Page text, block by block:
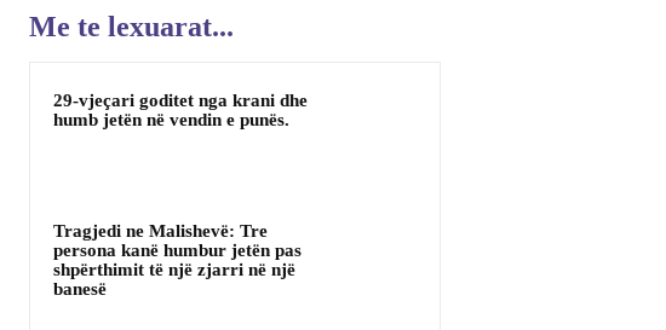
Me te lexuarat...
29-vjeçari goditet nga krani dhe
humb jetën në vendin e punës.
Tragjedi ne Malishevë: Tre
persona kanë humbur jetën pas
shpërthimit të një zjarri në një
banesë